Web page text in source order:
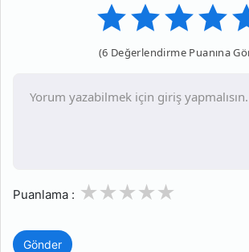
(6 Değerlendirme Puanına
Puanlama : 3
2
1
Gönder